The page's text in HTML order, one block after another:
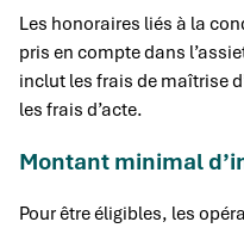
Les honoraires liés à la
pris en compte dans
inclut les frais de maîtrise
les frais d’acte.
Montant minimal
Pour être éligibles, les